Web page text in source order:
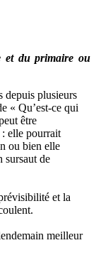
et du primaire ou
depuis plusieurs
« Qu’est-ce qui
être
: elle pourrait
ou bien elle
sursaut de
et la
meilleur